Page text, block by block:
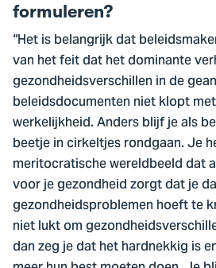
formuleren?
“Het is belangrijk dat
van het feit dat het dominante
gezondheidsverschillen in de
beleidsdocumenten niet klopt
werkelijkheid. Anders blijf je als
beetje in cirkeltjes rondgaan. Je
meritocratische wereldbeeld dat
voor je gezondheid zorgt dat je
gezondheidsproblemen hoeft te
niet lukt om
dan zeg je dat het hardnekkig is